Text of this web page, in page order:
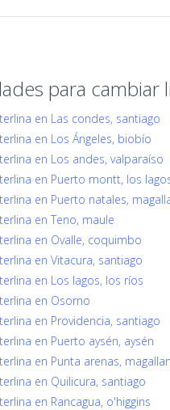
para cambiar
en Las condes, santiago
en Los Ángeles, biobío
en Los andes, valparaíso
en Puerto montt, los
en Puerto natales,
en Teno, maule
en Ovalle, coquimbo
en Vitacura, santiago
en Los lagos, los ríos
en Osorno
en Providencia, santiago
en Puerto aysén, aysén
en Punta arenas,
en Quilicura, santiago
en Rancagua, o'higgins